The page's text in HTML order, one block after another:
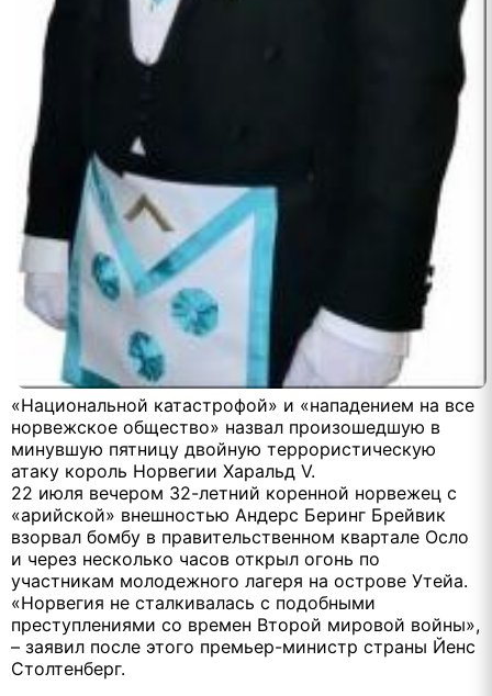
«Национальной катастрофой» и «нападением на все
норвежское общество» назвал произошедшую в
минувшую пятницу двойную террористическую
атаку король Норвегии Харальд V.
22 июля вечером 32-летний коренной норвежец с
«арийской» внешностью Андерс Беринг Брейвик
взорвал бомбу в правительственном квартале Осло
и через несколько часов открыл огонь по
участникам молодежного лагеря на острове Утейа.
«Норвегия не сталкивалась с подобными
преступлениями со времен Второй мировой войны»,
– заявил после этого премьер-министр страны Йенс
Столтенберг.